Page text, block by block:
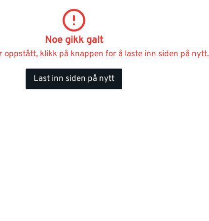
Noe gikk galt
oppstått, klikk på knappen for å laste inn siden på nytt.
Last inn siden på nytt